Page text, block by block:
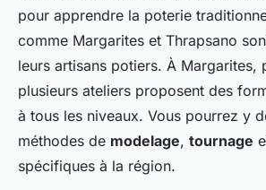
pour apprendre la poterie
comme Margarites et Thrapsano
leurs artisans potiers. À Margarites,
plusieurs ateliers proposent des
à tous les niveaux. Vous pourrez y
méthodes de modelage, tournage
spécifiques à la région.